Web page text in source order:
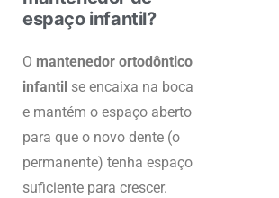
espaço infantil?
O mantenedor ortodôntico
infantil se encaixa na boca
e mantém o espaço aberto
para que o novo dente (o
permanente) tenha espaço
suficiente para crescer.